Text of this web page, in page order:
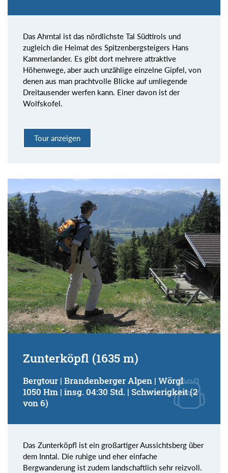
Das Ahrntal ist das nördlichste Tal Südtirols und
zugleich die Heimat des Spitzenbergsteigers Hans
Kammerlander. Es gibt dort mehrere attraktive
Höhenwege, aber auch unzählige einzelne Gipfel, von
denen aus man prachtvolle Blicke auf umliegende
Dreitausender werfen kann. Einer davon ist der
Wolfskofel.
Tour anzeigen
Zunterköpfl (1635 m)
Bergtour | Brandenberger Alpen | Wörgl
1050 Hm | insg. 04:30 Std. | Schwierigkeit (2
von 6)
Das Zunterköpfl ist ein großartiger Aussichtsberg über
dem Inntal. Die ruhige und eher einfache
Bergwanderung ist zudem landschaftlich sehr reizvoll.